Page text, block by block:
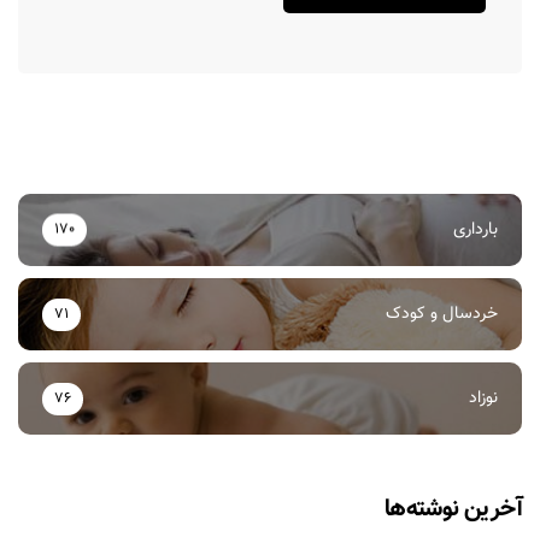
بارداری 170
خردسال و کودک 71
نوزاد 76
آخرین نوشته‌ها